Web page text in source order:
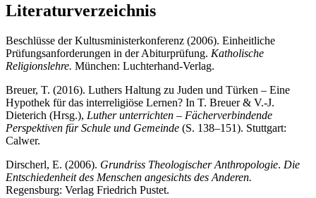
Literaturverzeichnis
Beschlüsse der Kultusministerkonferenz (2006). Einheitliche
Prüfungsanforderungen in der Abiturprüfung. Katholische
Religionslehre. München: Luchterhand-Verlag.
Breuer, T. (2016). Luthers Haltung zu Juden und Türken – Eine
Hypothek für das interreligiöse Lernen? In T. Breuer & V.-J.
Dieterich (Hrsg.), Luther unterrichten – Fächerverbindende
Perspektiven für Schule und Gemeinde (S. 138–151). Stuttgart:
Calwer.
Dirscherl, E. (2006). Grundriss Theologischer Anthropologie. Die
Entschiedenheit des Menschen angesichts des Anderen.
Regensburg: Verlag Friedrich Pustet.